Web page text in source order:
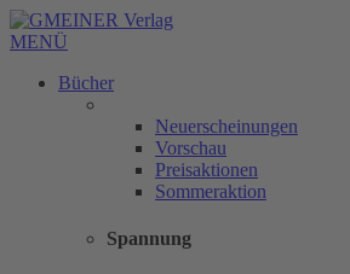
MENÜ
Bücher
Neuerscheinungen
Vorschau
Preisaktionen
Sommeraktion
Spannung